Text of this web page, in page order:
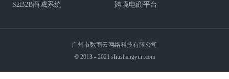
S2B2B商城系统 跨境电商平台
广州市数商云网络科技有限公司
© 2013 - 2021 shushangyun.com